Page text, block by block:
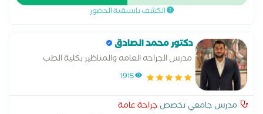
الكشف باسبقية الحضور
دكتور محمد الصادق
مدرس الجراحه العامه والمناظير بكلية الطب
1915
مدرس جامعي تخصص جراحة عامة